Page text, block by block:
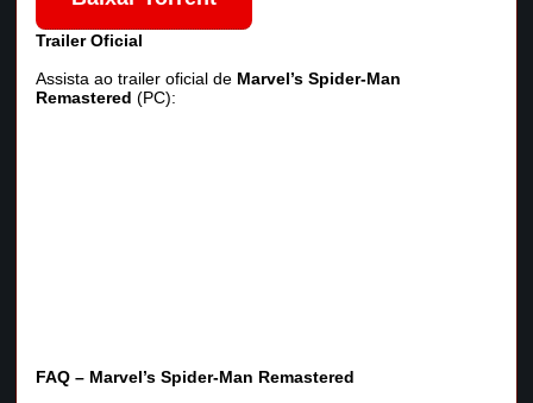
Trailer Oficial
Assista ao trailer oficial de Marvel’s Spider-Man
Remastered (PC):
FAQ – Marvel’s Spider-Man Remastered